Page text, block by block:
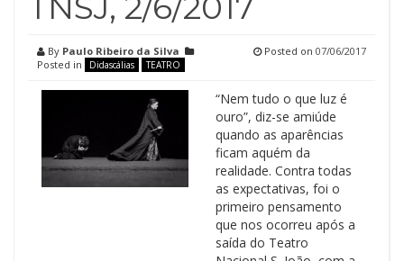
By Paulo Ribeiro da Silva
Posted in
Didascálias TEATRO
Posted on 07/06/2017
“Nem tudo o que luz é
ouro”, diz-se amiúde
quando as aparências
ficam aquém da
realidade. Contra todas
as expectativas, foi o
primeiro pensamento
que nos ocorreu após a
saída do Teatro